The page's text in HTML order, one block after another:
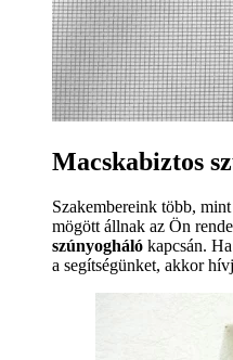
Macskabiztos
Szakembereink több,
mögött állnak az Ön
szúnyogháló kapcsán.
a segítségünket, akkor